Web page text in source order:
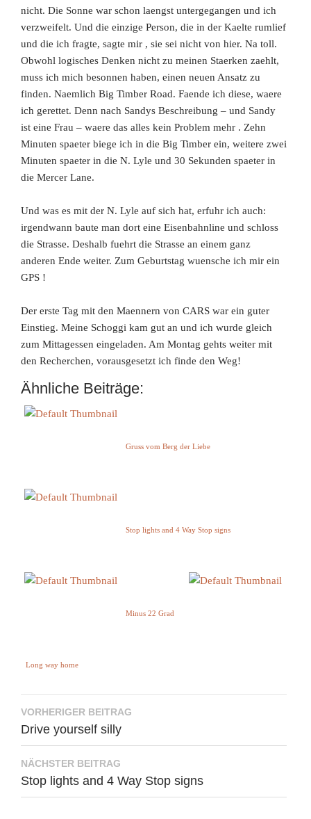
nicht. Die Sonne war schon laengst untergegangen und ich
verzweifelt. Und die einzige Person, die in der Kaelte rumlief
und die ich fragte, sagte mir , sie sei nicht von hier. Na toll.
Obwohl logisches Denken nicht zu meinen Staerken zaehlt,
muss ich mich besonnen haben, einen neuen Ansatz zu
finden. Naemlich Big Timber Road. Faende ich diese, waere
ich gerettet. Denn nach Sandys Beschreibung – und Sandy
ist eine Frau – waere das alles keinProblem mehr . Zehn
Minuten spaeter biege ich in die Big Timber ein, weitere zwei
Minuten spaeter in die N. Lyle und 30 Sekunden spaeter in
die Mercer Lane.
Und was es mit der N. Lyle auf sich hat, erfuhr ich auch:
irgendwann baute man dort eine Eisenbahnline und schloss
die Strasse. Deshalb fuehrt die Strasse an einem ganz
anderen Ende weiter. Zum Geburtstag wuensche ich mir ein
GPS !
Der erste Tag mit den Maennern von CARS war ein guter
Einstieg. Meine Schoggi kam gut an und ich wurde gleich
zum Mittagessen eingeladen. Am Montag gehts weiter mit
den Recherchen, vorausgesetzt ich finde den Weg!
Ähnliche Beiträge:
Gruss vom Berg der Liebe
Stop lights and 4 Way Stop signs
Minus 22 Grad
Long way home
Beitragsnavigation
VORHERIGER BEITRAG
Drive yourself silly
NÄCHSTER BEITRAG
Stop lights and 4 Way Stop signs